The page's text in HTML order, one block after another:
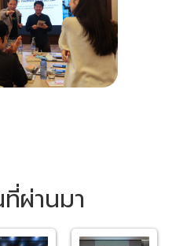
ผ่านมา